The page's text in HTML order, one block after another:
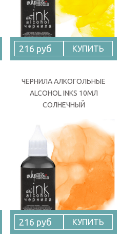
216 руб КУПИТЬ
ЧЕРНИЛА АЛКОГОЛЬНЫЕ
ALCOHOL INKS 10МЛ
СОЛНЕЧНЫЙ
216 руб КУПИТЬ